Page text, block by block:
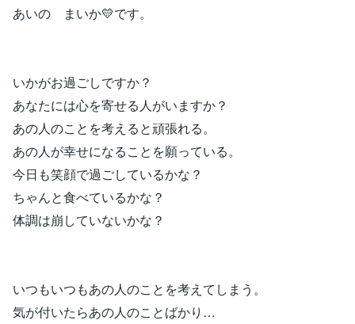
あいの まいか💛です。
いかがお過ごしですか？
あなたには心を寄せる人がいますか？
あの人のことを考えると頑張れる。
あの人が幸せになることを願っている。
今日も笑顔で過ごしているかな？
ちゃんと食べているかな？
体調は崩していないかな？
いつもいつもあの人のことを考えてしまう。
気が付いたらあの人のことばかり…